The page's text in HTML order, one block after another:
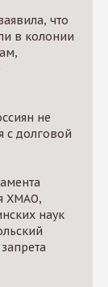
что
в колонии
не
с долговой
ХМАО,
наук